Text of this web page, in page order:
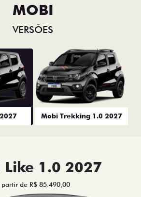
MOBI
VERSÕES
Mobi Trekking 1.0 2027
Like 1.0 2027
partir de R$ 85.490,00